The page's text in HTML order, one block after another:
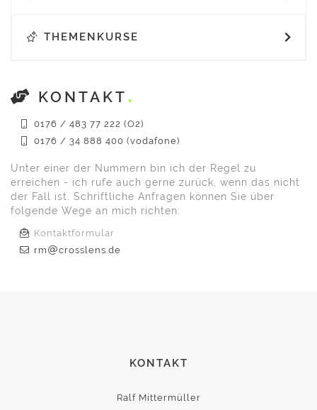
THEMENKURSE
KONTAKT
0176 / 483 77 222 (O2)
0176 / 34 888 400 (vodafone)
Unter einer der Nummern bin ich der Regel zu
erreichen - ich rufe auch gerne zurück, wenn das nicht
der Fall ist. Schriftliche Anfragen können Sie über
folgende Wege an mich richten:
Kontaktformular
rm
crosslens.de
KONTAKT
Ralf Mittermüller